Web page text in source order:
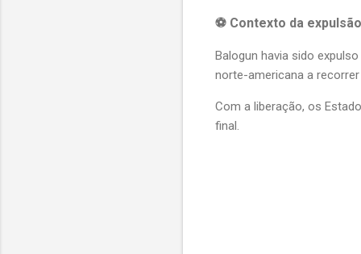
⚽ Contexto da expulsão
Balogun havia sido
norte-americana a
Com a liberação, os
final.